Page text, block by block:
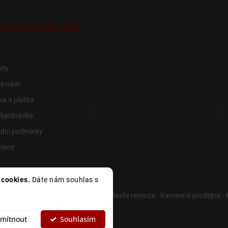
Dáte nám souhlas s
Souhlasím
PRO VÁS
nám
a platba
podmínky
Naše recenze Kamenná prodejna -